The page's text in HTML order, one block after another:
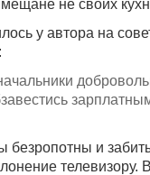
не своих
у автора на
безропотны и
телевизору.